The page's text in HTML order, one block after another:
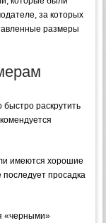
за которых
размеры
раскрутить
имеются хорошие
просадка
«черными»